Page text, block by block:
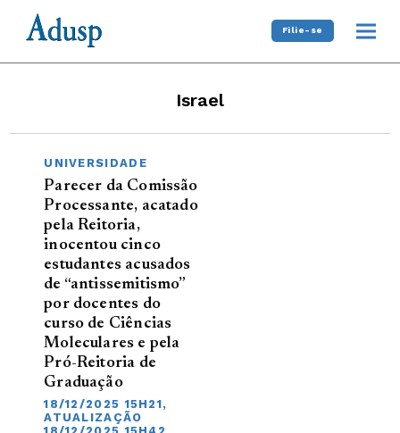
Filie-se
Israel
UNIVERSIDADE
Parecer da Comissão
Processante, acatado
pela Reitoria,
inocentou cinco
estudantes acusados
de “antissemitismo”
por docentes do
curso de Ciências
Moleculares e pela
Pró-Reitoria de
Graduação
18/12/2025 15H21,
ATUALIZAÇÃO